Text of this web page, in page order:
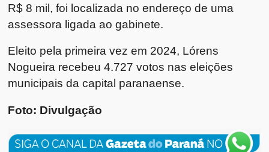
R$ 8 mil, foi localizada no endereço de uma
assessora ligada ao gabinete.
Eleito pela primeira vez em 2024, Lórens
Nogueira recebeu 4.727 votos nas eleições
municipais da capital paranaense.
Foto: Divulgação